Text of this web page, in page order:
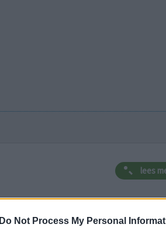
Do Not Process My Personal
lees
leeftijd algehele